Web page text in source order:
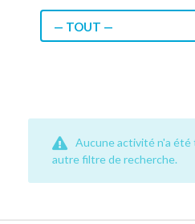
— TOUT —
Aucune activité n'a été
autre filtre de recherche.